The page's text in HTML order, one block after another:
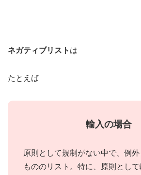
ネガティブリスト は
たとえば
輸入の場合
原則として規制がない中で、例
もののリスト。特に、原則とし